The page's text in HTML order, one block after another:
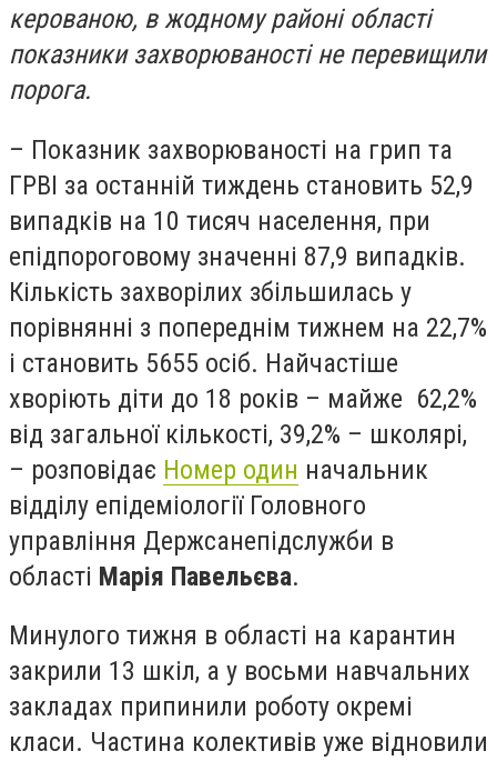
керованою, в жодному районі області
показники захворюваності не перевищили
порога.
– Показник захворюваності на грип та
ГРВІ за останній тиждень становить 52,9
випадків на 10 тисяч населення, при
епідпороговому значенні 87,9 випадків.
Кількість захворілих збільшилась у
порівнянні з попереднім тижнем на 22,7%
і становить 5655 осіб. Найчастіше
хворіють діти до 18 років – майже 62,2%
від загальної кількості, 39,2% – школярі,
– розповідає Номер один начальник
відділу епідеміології Головного
управління Держсанепідслужби в
області Марія Павельєва.
Минулого тижня в області на карантин
закрили 13 шкіл, а у восьми навчальних
закладах припинили роботу окремі
класи. Частина колективів уже відновили